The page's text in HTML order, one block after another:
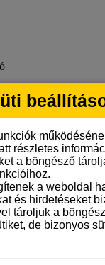
részletes
a böngésző
a weboldal
és hirdetéseket
tároljuk a
de bizonyos